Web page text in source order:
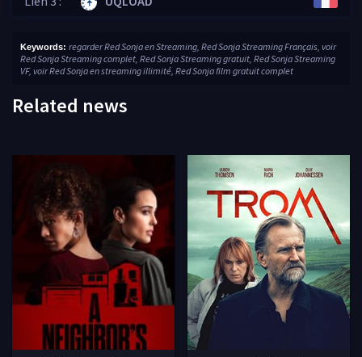
Keywords: regarder Red Sonja en Streaming, Red Sonja Streaming Français, voir
Red Sonja Streaming complet, Red Sonja Streaming gratuit, Red Sonja Streaming
VF, voir Red Sonja en streaming illimité, Red Sonja film gratuit complet
Related news